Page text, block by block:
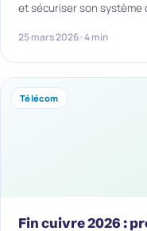
et sécuriser son système
25 mars 2026 · 4 min
Télécom
Fin cuivre 2026 :